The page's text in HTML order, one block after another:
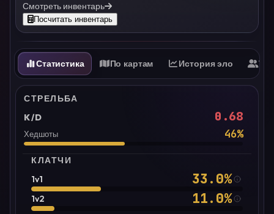
Смотреть инвентарь
Посчитать инвентарь
Статистика По картам История эло
СТРЕЛЬБА
K/D
0.68
Хедшоты 46%
КЛАТЧИ
1v1
33.0%
1v2 11.0%